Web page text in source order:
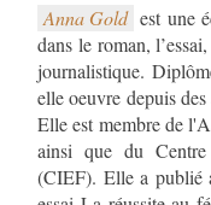
Anna Gold est une
dans le roman,
journalistique.
elle oeuvre depuis
Elle est membre de
ainsi que du Centre
(CIEF). Elle a publié